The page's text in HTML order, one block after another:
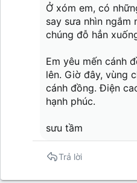
Ở xóm em, có
say sưa nhìn ngắm
chúng đỗ hẳn
Em yêu mến cánh
lên. Giờ đây, vùng
cánh đồng. Điện
hạnh phúc.
sưu tầm
Trả lời